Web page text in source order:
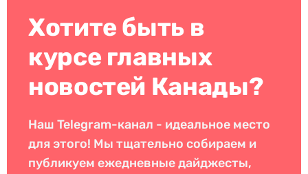
Хотите быть в
курсе главных
новостей Канады?
Наш Telegram-канал - идеальное место
для этого! Мы тщательно собираем и
публикуем ежедневные дайджесты,